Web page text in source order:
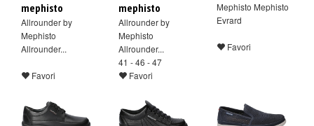
mephisto
Allrounder by
Mephisto
Allrounder...
Favori
mephisto
Allrounder by
Mephisto
Allrounder...
41 - 46 - 47
Favori
Mephisto Mephisto
Evrard
Favori